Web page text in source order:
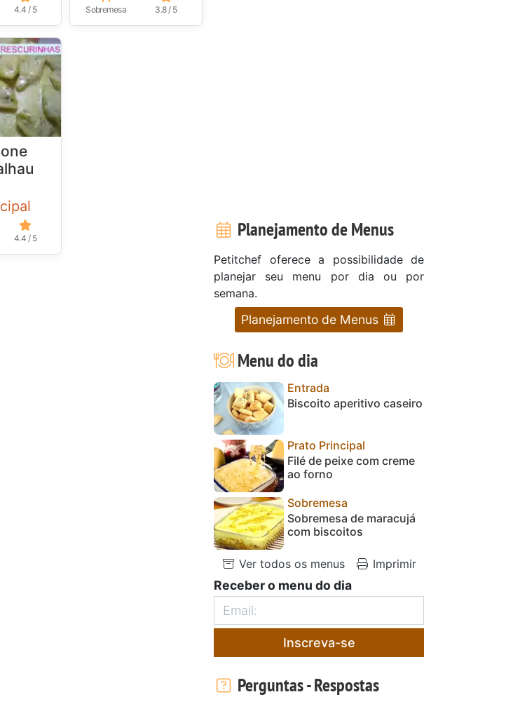
4.4 / 5 Sobremesa 3.8 / 5
4.4 / 5 Planejamento de Menus
Petitchef oferece a possibilidade de
planejar seu menu por dia ou por
semana.
Planejamento de Menus
Menu do dia
Entrada
Biscoito aperitivo caseiro
Prato Principal
Filé de peixe com creme
ao forno
Sobremesa
Sobremesa de maracujá
com biscoitos
Ver todos os menus Imprimir
Receber o menu do dia
Inscreva-se
Perguntas - Respostas